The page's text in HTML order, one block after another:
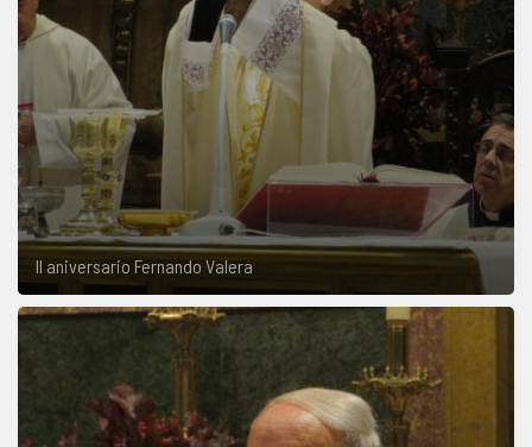
II aniversario Fernando Valera